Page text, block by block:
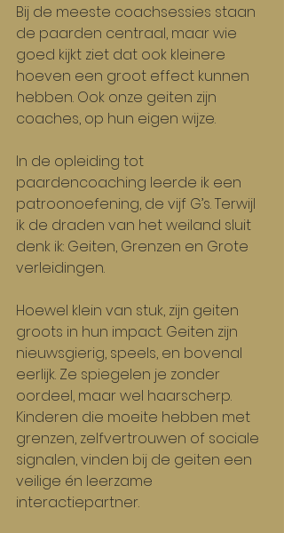
Bij de meeste coachsessies staan
de paarden centraal, maar wie
goed kijkt ziet dat ook kleinere
hoeven een groot effect kunnen
hebben. Ook onze geiten zijn
coaches, op hun eigen wijze.
In de opleiding tot
paardencoaching leerde ik een
patroonoefening, de vijf G’s. Terwijl
ik de draden van het weiland sluit
denk ik: Geiten, Grenzen en Grote
verleidingen.
Hoewel klein van stuk, zijn geiten
groots in hun impact. Geiten zijn
nieuwsgierig, speels, en bovenal
eerlijk. Ze spiegelen je zonder
oordeel, maar wel haarscherp.
Kinderen die moeite hebben met
grenzen, zelfvertrouwen of sociale
signalen, vinden bij de geiten een
veilige én leerzame
interactiepartner.